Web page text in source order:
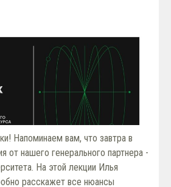
Напоминаем вам, что завтра в
от нашего генерального партнера -
На этой лекции Илья
расскажет все нюансы